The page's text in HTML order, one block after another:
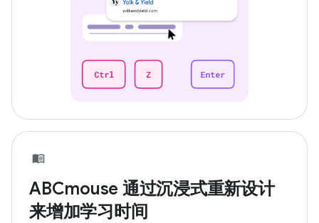
ABCmouse 通过沉浸式重新设计
来增加学习时间